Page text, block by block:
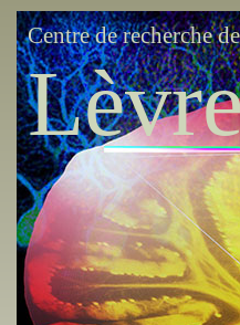
Centre de recherche